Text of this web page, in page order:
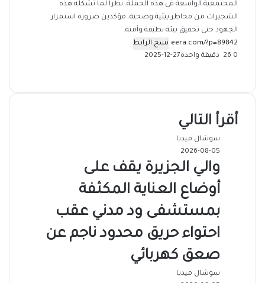
المجتمعية الواسعة في هذه الحملة. نظراً لما تشكله هذه
الشجيرات من مخاطر بيئية وصحية. مؤكدين ضرورة استمرار
الجهود حتى تحقيق بيئة نظيفة وآمنة.
نسخ الرابط
2025-12-27
0
دقيقة واحدة
البريد
أقرأ التالي
سوشال ميديا
2026-08-05
والي الجزيرة يقف على
أوضاع العناية المكثفة
بمستشفى ود مدني عقب
احتواء حريق محدود ناجم عن
صعق كهربائي
سوشال ميديا